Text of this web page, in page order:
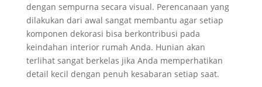
dengan sempurna secara visual. Perencanaan yang
dilakukan dari awal sangat membantu agar setiap
komponen dekorasi bisa berkontribusi pada
keindahan interior rumah Anda. Hunian akan
terlihat sangat berkelas jika Anda memperhatikan
detail kecil dengan penuh kesabaran setiap saat.